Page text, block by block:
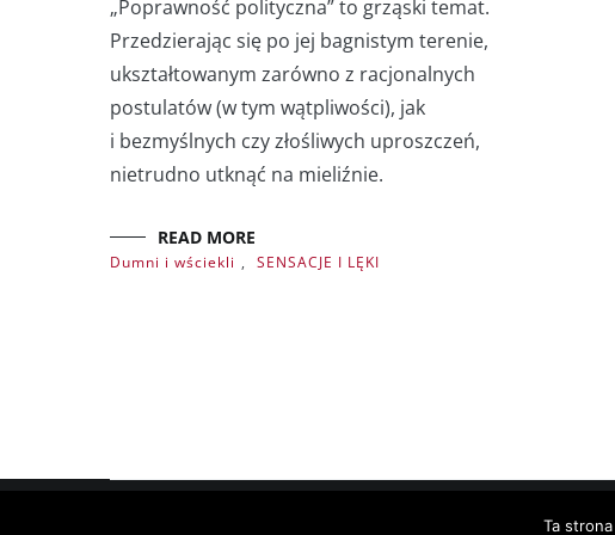
„Poprawność polityczna” to grząski temat.
Przedzierając się po jej bagnistym terenie,
ukształtowanym zarówno z racjonalnych
postulatów (w tym wątpliwości), jak
i bezmyślnych czy złośliwych uproszczeń,
nietrudno utknąć na mieliźnie.
READ MORE
Dumni i wściekli , SENSACJE I LĘKI
by ThemeGrill.
Ta